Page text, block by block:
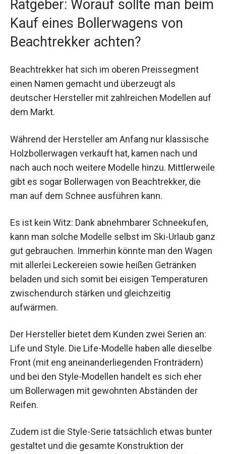
Ratgeber: Worauf sollte man beim
Kauf eines Bollerwagens von
Beachtrekker achten?
Beachtrekker hat sich im oberen Preissegment
einen Namen gemacht und überzeugt als
deutscher Hersteller mit zahlreichen Modellen auf
dem Markt.
Während der Hersteller am Anfang nur klassische
Holzbollerwagen verkauft hat, kamen nach und
nach auch noch weitere Modelle hinzu. Mittlerweile
gibt es sogar Bollerwagen von Beachtrekker, die
man auf dem Schnee ausführen kann.
Es ist kein Witz: Dank abnehmbarer Schneekufen,
kann man solche Modelle selbst im Ski-Urlaub ganz
gut gebrauchen. Immerhin könnte man den Wagen
mit allerlei Leckereien sowie heißen Getränken
beladen und sich somit bei eisigen Temperaturen
zwischendurch stärken und gleichzeitig
aufwärmen.
Der Hersteller bietet dem Kunden zwei Serien an:
Life und Style. Die Life-Modelle haben alle dieselbe
Front (mit eng aneinanderliegenden Fronträdern)
und bei den Style-Modellen handelt es sich eher
um Bollerwagen mit gewohnten Abständen der
Reifen.
Zudem ist die Style-Serie tatsächlich etwas bunter
gestaltet und die gesamte Konstruktion der